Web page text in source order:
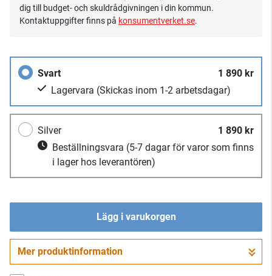
dig till budget- och skuldrådgivningen i din kommun.
Kontaktuppgifter finns på konsumentverket.se.
Svart
1 890 kr
Lagervara (Skickas inom 1-2 arbetsdagar)
Silver
1 890 kr
Beställningsvara (5-7 dagar för varor som finns
i lager hos leverantören)
Lägg i varukorgen
Gå till kassan
Mer produktinformation